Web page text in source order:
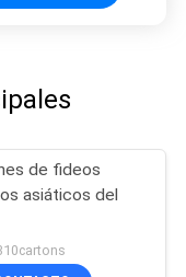
de fideos
asiáticos del